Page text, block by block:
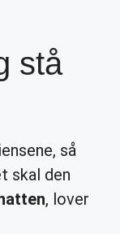
stå
så
skal den
, lover